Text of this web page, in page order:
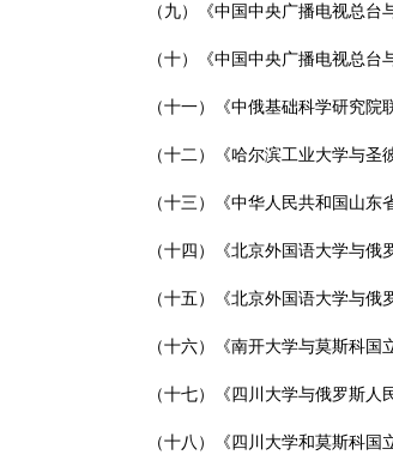
（九）《中国中央广播电视总台
（十）《中国中央广播电视总台
（十一）《中俄基础科学研究院
（十二）《哈尔滨工业大学与圣
（十三）《中华人民共和国山
（十四）《北京外国语大学与俄
（十五）《北京外国语大学与
（十六）《南开大学与莫斯科国
（十七）《四川大学与俄罗斯人
（十八）《四川大学和莫斯科国